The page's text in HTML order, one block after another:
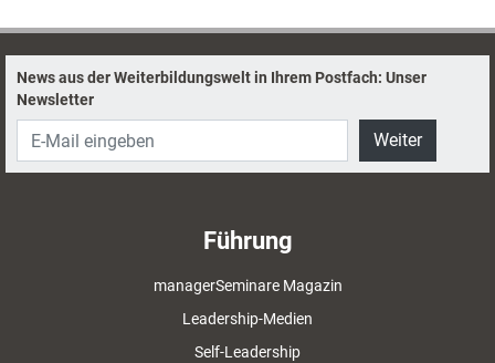
News aus der Weiterbildungswelt in Ihrem Postfach: Unser
Newsletter
Weiter
Führung
managerSeminare Magazin
Leadership-Medien
Self-Leadership